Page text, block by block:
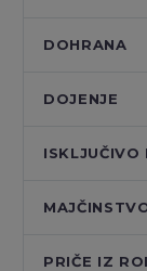
DOHRANA
DOJENJE
ISKLJUČIVO
PRIČE IZ